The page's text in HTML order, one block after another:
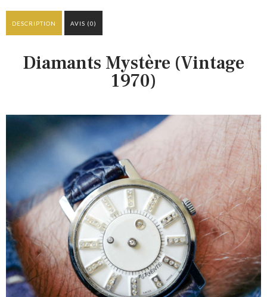
DESCRIPTION AVIS (0)
Diamants Mystère (Vintage
1970)